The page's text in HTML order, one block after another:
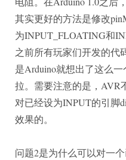
其实更好的方法是修改
为INPUT_FLOATING和
之前所有玩家们开发的代
是Arduino就想出了这么
拉。需要注意的是，AVR
对已经设为INPUT的引脚
效果的。
问题2是为什么可以对一